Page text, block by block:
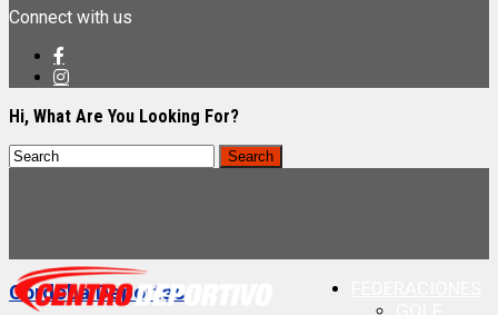
Connect with us
Hi, What Are You Looking For?
Cordoba Deportes